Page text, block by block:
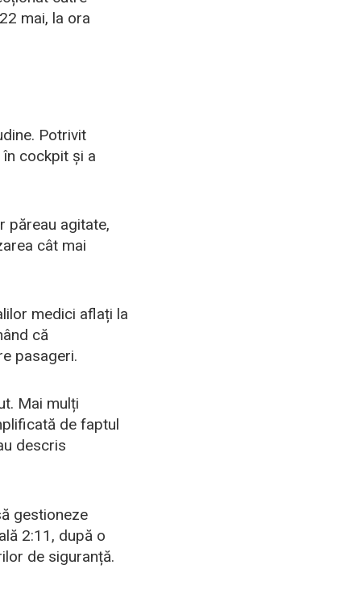
mai, la ora
Potrivit
cockpit și a
păreau agitate,
cât mai
medici aflați la
că
pasageri.
Mai mulți
de faptul
descris
gestioneze
2:11, după o
de siguranță.